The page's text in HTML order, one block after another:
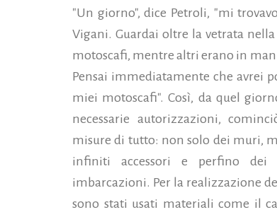
"Un giorno", dice Petroli, "mi
Vigani. Guardai oltre la vetrata
motoscafi, mentre altri erano in
Pensai immediatamente che avrei
miei motoscafi". Così, da quel
necessarie autorizzazioni,
misure di tutto: non solo dei muri,
infiniti accessori e perfino dei
imbarcazioni. Per la realizzazione
sono stati usati materiali come il